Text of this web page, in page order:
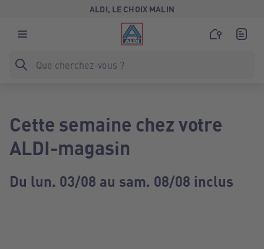
ALDI, LE CHOIX MALIN
Cette semaine chez votre
ALDI-magasin
Du lun. 03/08 au sam. 08/08 inclus